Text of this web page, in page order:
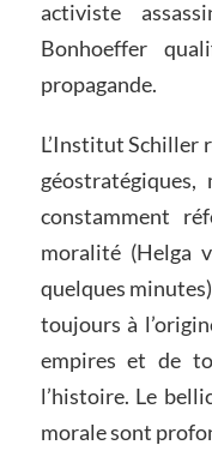
activiste
Bonhoeffer
propagande.
L’Institut Schiller
constamment
moralité (Helga
quelques
toujours à
empires et de
l’histoire. Le
morale sont